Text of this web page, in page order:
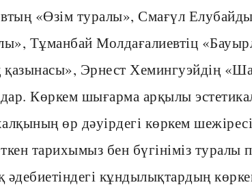
«Өзім туралы», Смағүл
Тұманбай Молдағалиевтіц
Эрнест Хемингуэйдің
Көркем шығарма арқылы
өр дәуірдегі көркем
тарихымыз бен бүгініміз туралы
кұндылықтардың